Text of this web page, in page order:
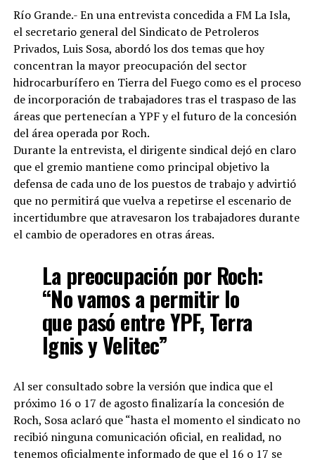
Río Grande.- En una entrevista concedida a FM La Isla,
el secretario general del Sindicato de Petroleros
Privados, Luis Sosa, abordó los dos temas que hoy
concentran la mayor preocupación del sector
hidrocarburífero en Tierra del Fuego como es el proceso
de incorporación de trabajadores tras el traspaso de las
áreas que pertenecían a YPF y el futuro de la concesión
del área operada por Roch.
Durante la entrevista, el dirigente sindical dejó en claro
que el gremio mantiene como principal objetivo la
defensa de cada uno de los puestos de trabajo y advirtió
que no permitirá que vuelva a repetirse el escenario de
incertidumbre que atravesaron los trabajadores durante
el cambio de operadores en otras áreas.
La preocupación por Roch:
“No vamos a permitir lo
que pasó entre YPF, Terra
Ignis y Velitec”
Al ser consultado sobre la versión que indica que el
próximo 16 o 17 de agosto finalizaría la concesión de
Roch, Sosa aclaró que “hasta el momento el sindicato no
recibió ninguna comunicación oficial, en realidad, no
tenemos oficialmente informado de que el 16 o 17 se